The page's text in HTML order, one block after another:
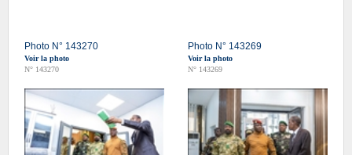
Photo N° 143270
Voir la photo
N° 143270
Photo N° 143269
Voir la photo
N° 143269